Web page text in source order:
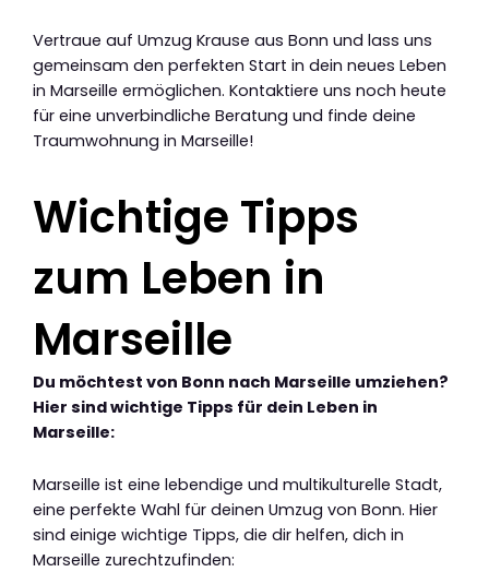
Vertraue auf Umzug Krause aus Bonn und lass uns
gemeinsam den perfekten Start in dein neues Leben
in Marseille ermöglichen. Kontaktiere uns noch heute
für eine unverbindliche Beratung und finde deine
Traumwohnung in Marseille!
Wichtige Tipps
zum Leben in
Marseille
Du möchtest von Bonn nach Marseille umziehen?
Hier sind wichtige Tipps für dein Leben in
Marseille:
Marseille ist eine lebendige und multikulturelle Stadt,
eine perfekte Wahl für deinen Umzug von Bonn. Hier
sind einige wichtige Tipps, die dir helfen, dich in
Marseille zurechtzufinden: